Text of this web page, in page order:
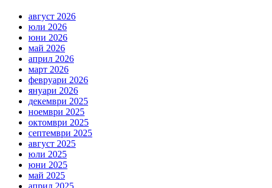
август 2026
юли 2026
юни 2026
май 2026
април 2026
март 2026
февруари 2026
януари 2026
декември 2025
ноември 2025
октомври 2025
септември 2025
август 2025
юли 2025
юни 2025
май 2025